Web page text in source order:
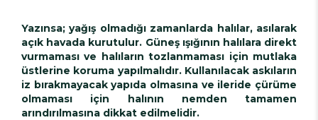
Yazınsa; yağış olmadığı zamanlarda halılar, asılarak
açık havada kurutulur. Güneş ışığının halılara direkt
vurmaması ve halıların tozlanmaması için mutlaka
üstlerine koruma yapılmalıdır. Kullanılacak askıların
iz bırakmayacak yapıda olmasına ve ileride çürüme
olmaması için halının nemden tamamen
arındırılmasına dikkat edilmelidir.